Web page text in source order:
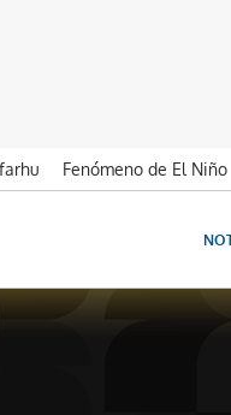
Fenómeno de El Niño